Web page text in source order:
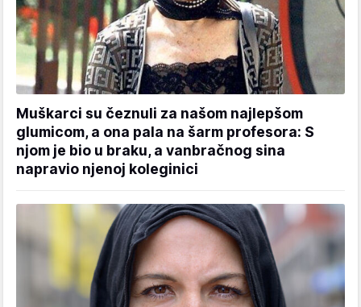
Muškarci su čeznuli za našom najlepšom
glumicom, a ona pala na šarm profesora: S
njom je bio u braku, a vanbračnog sina
napravio njenoj koleginici